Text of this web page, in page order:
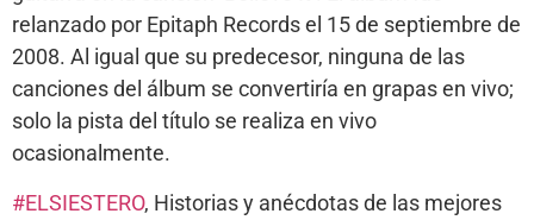
relanzado por Epitaph Records el 15 de septiembre de
2008. Al igual que su predecesor, ninguna de las
canciones del álbum se convertiría en grapas en vivo;
solo la pista del título se realiza en vivo
ocasionalmente.
#ELSIESTERO, Historias y anécdotas de las mejores